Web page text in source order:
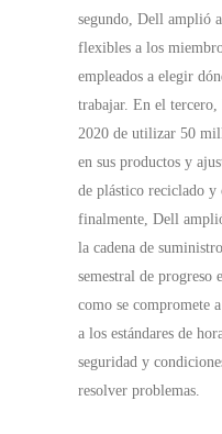
segundo, Dell amplió
flexibles a los
empleados a elegir
trabajar. En el
2020 de utilizar 50
en sus productos y
de plástico reciclado y
finalmente, Dell
la cadena de
semestral de progreso
como se compromete
a los estándares de
seguridad y
resolver problemas.